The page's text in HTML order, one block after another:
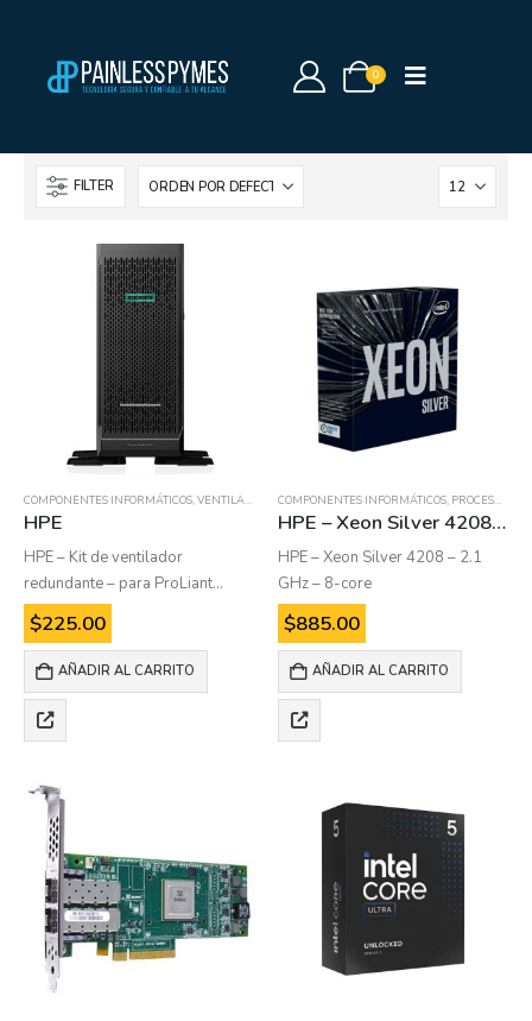
0
FILTER
COMPONENTES INFORMÁTICOS,VENTILADORES Y SISTEMAS DE ENFRIAMIENTO
HPE
HPE – Kit de ventilador
redundante – para ProLiant
ML110 Gen10, ML110 Gen10
Entry, ML110 Gen10
Performance, ML110 Gen10
$225.00
AÑADIR AL CARRITO
COMPONENTES INFORMÁTICOS, PROCESADORES
HPE – Xeon Silver 4208 – 2.1 GHz – 8-core
HPE – Xeon Silver 4208 – 2.1
GHz – 8-core
$885.00
AÑADIR AL CARRITO